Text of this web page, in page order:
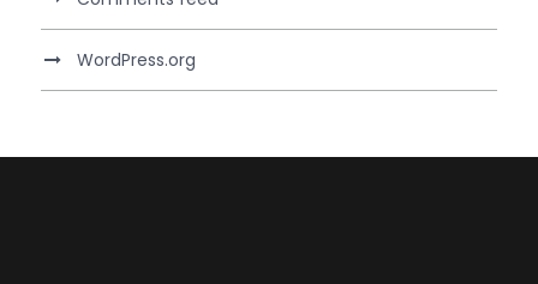
WordPress.org